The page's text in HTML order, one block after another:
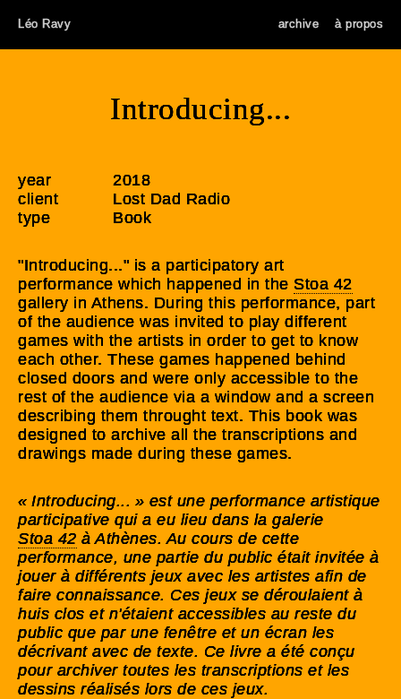
Léo Ravy archive à propos
Introducing...
year
client
type
2018
Lost Dad Radio
Book
"Introducing..." is a participatory art
performance which happened in the Stoa 42
gallery in Athens. During this performance, part
of the audience was invited to play different
games with the artists in order to get to know
each other. These games happened behind
closed doors and were only accessible to the
rest of the audience via a window and a screen
describing them throught text. This book was
designed to archive all the transcriptions and
drawings made during these games.
« Introducing... » est une performance artistique
participative qui a eu lieu dans la galerie
Stoa 42 à Athènes. Au cours de cette
performance, une partie du public était invitée à
jouer à différents jeux avec les artistes afin de
faire connaissance. Ces jeux se déroulaient à
huis clos et n'étaient accessibles au reste du
public que par une fenêtre et un écran les
décrivant avec de texte. Ce livre a été conçu
pour archiver toutes les transcriptions et les
dessins réalisés lors de ces jeux.